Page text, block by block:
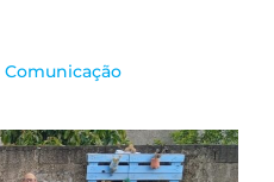
Comunicação